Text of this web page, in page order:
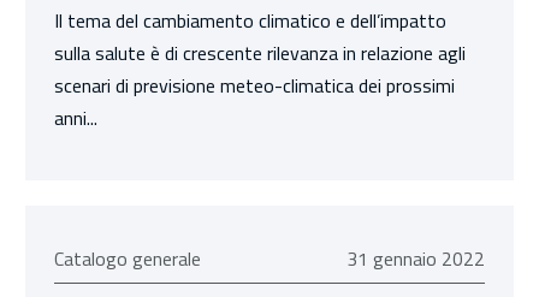
Il tema del cambiamento climatico e dell’impatto
sulla salute è di crescente rilevanza in relazione agli
scenari di previsione meteo-climatica dei prossimi
anni...
Catalogo generale 31 gennaio 2022
31 gennaio 2022